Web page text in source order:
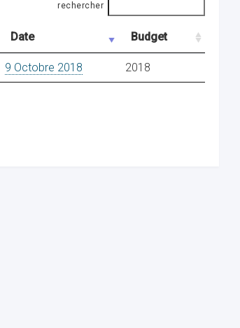
rechercher
Date Budget
9 Octobre 2018 2018